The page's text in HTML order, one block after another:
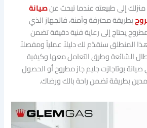
إلى طبيعته عندما تبحث عنصيانة
بطريقة محترفة وآمنة، فالجهاز الذي
يحتاج إلى رعاية فنية دقيقة تضمن
المنطلق سنقدّم لك دليلاً عملياً ومفصلاً
الشائعة وطرق التعامل معها وكيفية
بوتاجازت جليم جاز مطروح أو الحصول
بطريقة تضمن راحة بالك ورضاك.